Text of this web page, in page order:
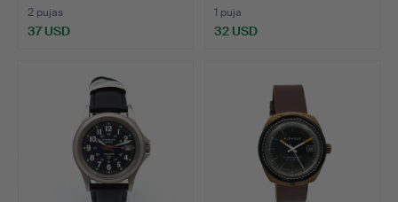
2 pujas
37 USD
1 puja
32 USD